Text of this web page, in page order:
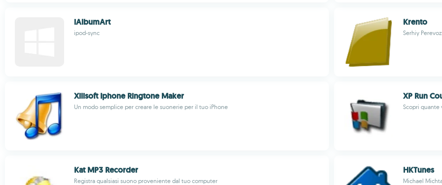
iAlbumArt
ipod-sync
Krento
Serhiy
Xilisoft Iphone Ringtone Maker
Un modo semplice per creare le suonerie per il tuo iPhone
XP Run
Scopri
Kat MP3 Recorder
Registra qualsiasi suono proveniente dal tuo computer
HKTunes
Michael